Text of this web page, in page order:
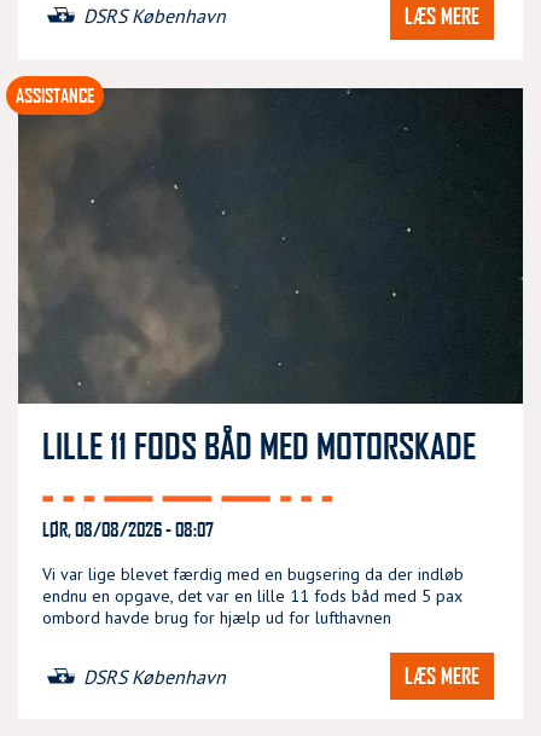
DSRS København LÆS MERE
LILLE 11 FODS BÅD MED MOTORSKADE
LØR, 08/08/2026 - 08:07
Vi var lige blevet færdig med en bugsering da der indløb
endnu en opgave, det var en lille 11 fods båd med 5 pax
ombord havde brug for hjælp ud for lufthavnen
DSRS København LÆS MERE
ASSISTANCE